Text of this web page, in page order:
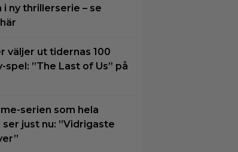
i ny thrillerserie – se
väljer ut tidernas 100
spel: ”The Last of Us” på
serien som hela
ser just nu: ”Vidrigaste